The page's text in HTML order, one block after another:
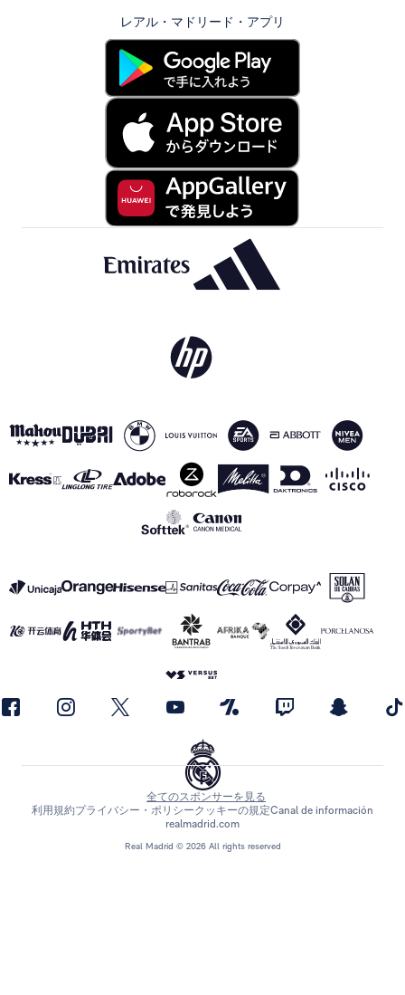
レアル・マドリード・アプリ
Real Madrid © 2026 All rights reserved
全てのスポンサーを見る
利用規約プライバシー・ポリシークッキーの規定Canal de información
realmadrid.com